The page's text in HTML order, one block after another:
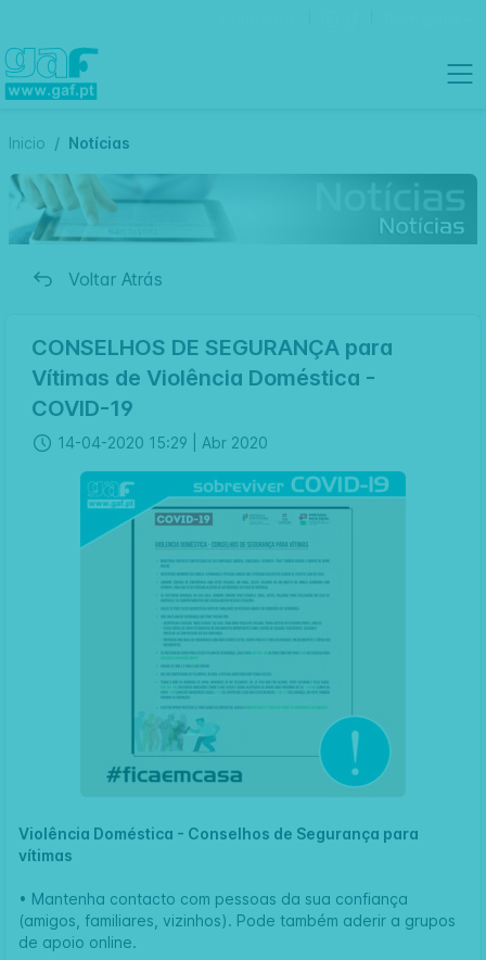
Inicio Notícias
Voltar Atrás
CONSELHOS DE SEGURANÇA para
Vítimas de Violência Doméstica -
COVID-19
14-04-2020 15:29 | Abr 2020
Violência Doméstica - Conselhos de Segurança para
vítimas
• Mantenha contacto com pessoas da sua confiança
(amigos, familiares, vizinhos). Pode também aderir a grupos
de apoio online.